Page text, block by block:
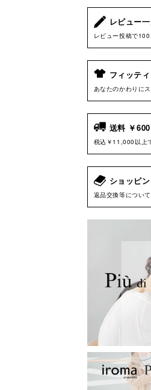
レビュー
レビュー投稿で
フィッテ
あなたのかわりに
送料 ￥
税込￥11,000以上
ショッピ
返品交換等につい